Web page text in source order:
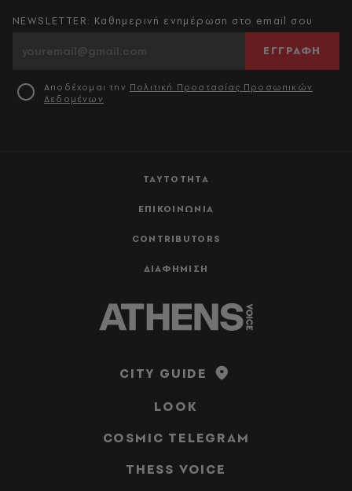
ΤΑΥΤΟΤΗΤΑ
ΕΠΙΚΟΙΝΩΝΙΑ
CONTRIBUTORS
ΔΙΑΦΗΜΙΣΗ
NEWSLETTER: Καθημερινή ενημέρωση στο email σου
ΕΓΓΡΑΦΗ
Αποδέχομαι την Πολιτική Προστασίας Προσωπικών
Δεδομένων
CITY GUIDE
LOOK
COSMIC TELEGRAM
THESS VOICE